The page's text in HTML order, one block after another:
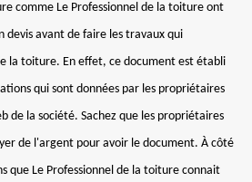
comme Le Professionnel de la toiture ont
devis avant de faire les travaux qui
la toiture. En effet, ce document est établi
qui sont données par les propriétaires
de la société. Sachez que les propriétaires
de l'argent pour avoir le document. À côté
que Le Professionnel de la toiture connait